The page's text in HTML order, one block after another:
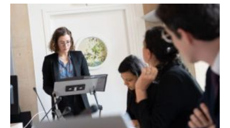
après
avant
Devenez
magistrat
magistrate
administratif
par
concours